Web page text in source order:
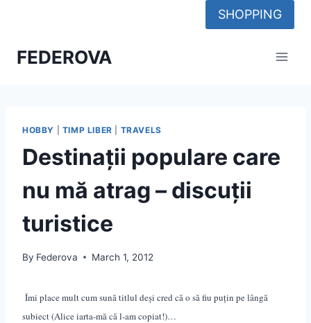
SHOPPING
FEDEROVA
HOBBY TIMP LIBER TRAVELS
Destinații populare care
nu mă atrag – discuții
turistice
By Federova March 1, 2012
Îmi place mult cum sună titlul deși cred că o să fiu puțin pe lângă
subiect (Alice iarta-măcăl-am copiat!)…